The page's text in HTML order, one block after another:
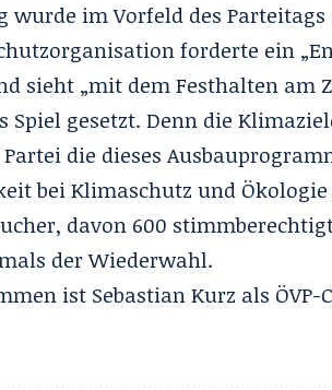
im Vorfeld des
forderte ein
sieht „mit dem Festhalten am
Spiel gesetzt. Denn die
die dieses
bei Klimaschutz und Ökologie
davon 600
der Wiederwahl.
ist Sebastian Kurz als ÖVP-